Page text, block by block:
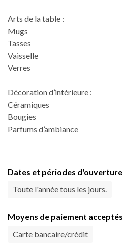
Arts de la table :
Mugs
Tasses
Vaisselle
Verres
Décoration d’intérieure :
Céramiques
Bougies
Parfums d’ambiance
Dates et périodes d'ouverture
Toute l'année tous les jours.
Moyens de paiement acceptés
Carte bancaire/crédit